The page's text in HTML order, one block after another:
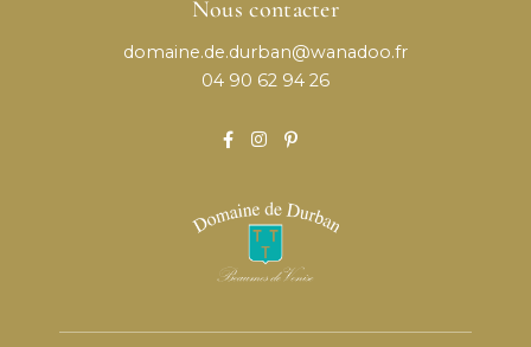
Nous contacter
domaine.de.durban@wanadoo.fr
04 90 62 94 26